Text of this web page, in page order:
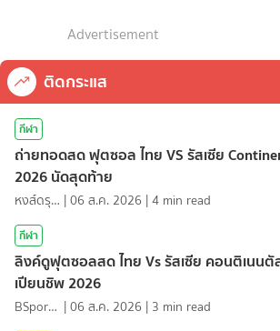
Advertisement
ติดกระแส
กีฬา
ถ่ายทอดสด ฟุตซอล ไทย VS รัสเซีย
2026 นัดสุดท้าย
หงส์ดรุณ |06 ส.ค. 2026 |4 min read
กีฬา
ลิงค์ดูฟุตซอลสด ไทย Vs รัสเซีย คอนติเนนตั
เปียนชิพ 2026
BSports8 |06 ส.ค. 2026 | 3 min read